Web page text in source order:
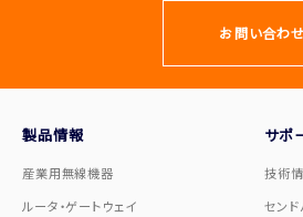
お問い合わせ
製品情報
産業用無線機器
ルータ・ゲートウェイ
サポ
技術情
センド